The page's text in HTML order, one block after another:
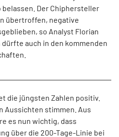
belassen. Der Chiphersteller
übertroffen, negative
so Analyst Florian
auch in den kommenden
die jüngsten Zahlen positiv.
Aussichten stimmen. Aus
es nun wichtig, dass
über die 200-Tage-Linie bei